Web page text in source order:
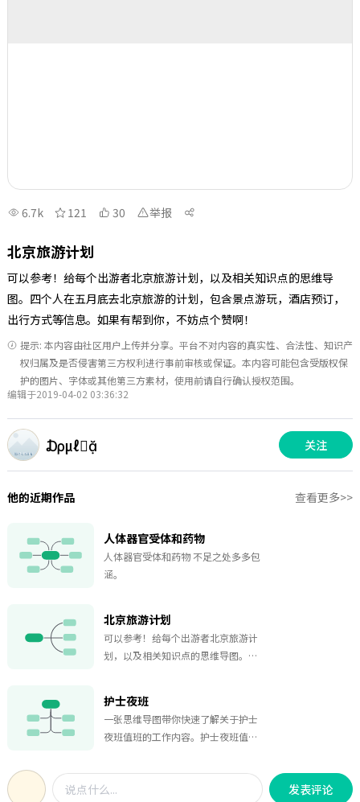
6.7k 121 30 举报
北京旅游计划
可以参考！给每个出游者北京旅游计划，以及相关知识点的思维导
图。四个人在五月底去北京旅游的计划，包含景点游玩，酒店预订，
出行方式等信息。如果有帮到你，不妨点个赞啊！
提示: 本内容由社区用户上传并分享。平台不对内容的真实性、合法性、知识产
权归属及是否侵害第三方权利进行事前审核或保证。本内容可能包含受版权保
护的图片、字体或其他第三方素材，使用前请自行确认授权范围。
编辑于2019-04-02 03:36:32
₯㎕ 关注
他的近期作品 查看更多>>
人体器官受体和药物
人体器官受体和药物 不足之处多多包
涵。
北京旅游计划
可以参考！给每个出游者北京旅游计
划，以及相关知识点的思维导图。四
信息。如果有帮到你，不妨点个赞
啊！
护士夜班
一张思维导图带你快速了解关于护士
夜班值班的工作内容。护士夜班值班
板、统计待测体温、睡眠监测、核对
输液、巡视病房、测量血糖等。
发表评论